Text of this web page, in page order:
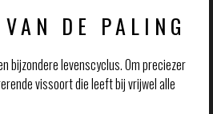
DE PALING
bijzondere levenscyclus. Om preciezer
vissoort die leeft bij vrijwel alle